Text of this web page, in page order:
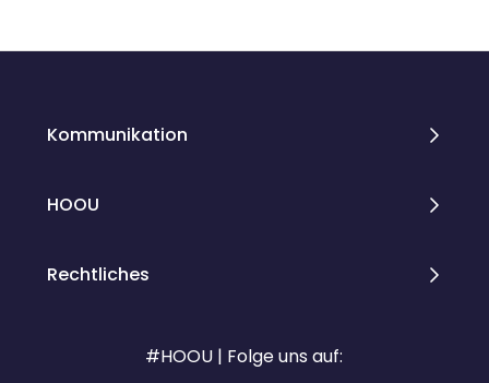
Kommunikation
HOOU
Rechtliches
#HOOU | Folge uns auf: